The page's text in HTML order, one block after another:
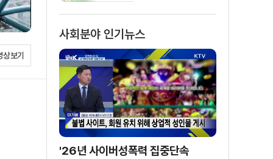
보기
사회분야 인기뉴스
'26년 사이버성폭력 집중단속